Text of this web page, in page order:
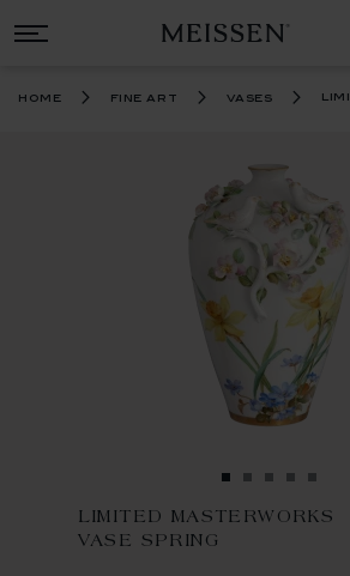
home fine art vases
LIMITED MASTERWORKS
VASE SPRING